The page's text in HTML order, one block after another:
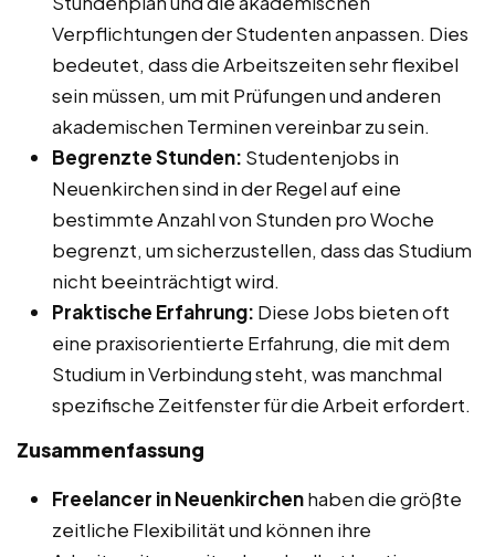
Verpflichtungen der Studenten anpassen. Dies
bedeutet, dass die Arbeitszeiten sehr flexibel
sein müssen, um mit Prüfungen und anderen
akademischen Terminen vereinbar zu sein.
Begrenzte Stunden: Studentenjobs in
Neuenkirchen sind in der Regel auf eine
bestimmte Anzahl von Stunden pro Woche
begrenzt, um sicherzustellen, dass das Studium
nicht beeinträchtigt wird.
Praktische Erfahrung: Diese Jobs bieten oft
eine praxisorientierte Erfahrung, die mit dem
Studium in Verbindung steht, was manchmal
spezifische Zeitfenster für die Arbeit erfordert.
Zusammenfassung
Freelancer in Neuenkirchenhaben die größte
zeitliche Flexibilität und können ihre